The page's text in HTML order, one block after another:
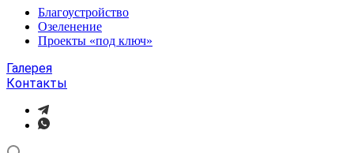
Благоустройство
Озеленение
Проекты «под ключ»
Галерея
Контакты